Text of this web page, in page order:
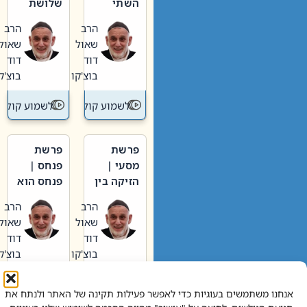
אנחנו משתמשים בעוגיות כדי לאפשר פעילות תקינה של האתר ולנתח את
וערב של
חיינו
הרב
שאול
דוד
בוצ'קו
לשמוע קול תורה – מדרש
האבות
הרב
שאול
דוד
בוצ'קו
לשמוע קול
פרשת
מסעי |
הזיקה בין
הגדול לעם הרב
שאול
דוד
בוצ'קו
לשמוע קול תורה – מדרש
פרשת
פנחס |
פנחס הוא
אליהו: בין
קנאות
הורסת
לקנאות
בונה
הרב
שאול
דוד
בוצ'קו
לשמוע קול